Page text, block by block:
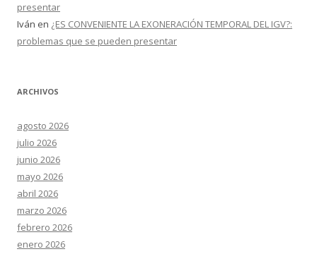
presentar
Iván en ¿ES CONVENIENTE LA EXONERACIÓN TEMPORAL DEL IGV?:
problemas que se pueden presentar
ARCHIVOS
agosto 2026
julio 2026
junio 2026
mayo 2026
abril 2026
marzo 2026
febrero 2026
enero 2026